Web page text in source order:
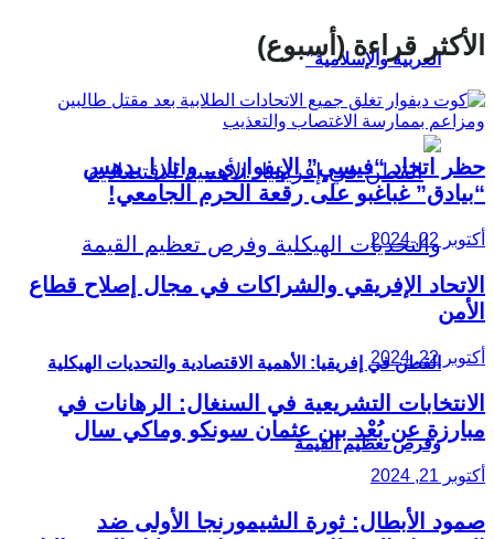
العربية والإسلامية”
القطن في إفريقيا: الأهمية الاقتصادية والتحديات الهيكلية
وفرص تعظيم القيمة
الأكثر قراءة (أسبوع)
حظر اتحاد “فيسي” الإيفواري.. واتارا يدهس
“بيادق” غباغبو على رقعة الحرم الجامعي!
أكتوبر 22, 2024
الاتحاد الإفريقي والشراكات في مجال إصلاح قطاع
الأمن
أكتوبر 22, 2024
الانتخابات التشريعية في السنغال: الرهانات في
مبارزة عن بُعْد بين عثمان سونكو وماكي سال
أكتوبر 21, 2024
صمود الأبطال: ثورة الشيمورنجا الأولى ضد